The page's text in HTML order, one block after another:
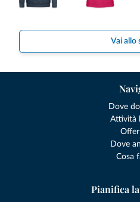
Vai allo
Dove
Attività
Dove
Cosa
Pianifica